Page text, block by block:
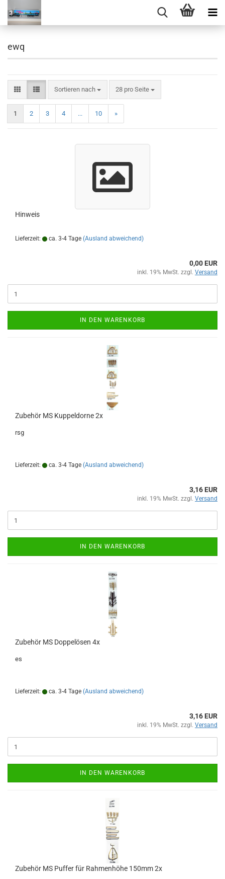
ewq
Sortieren nach
Sortieren nach 28 pro Seite
pro Seite
1 2 3 4 ... 10 »
Hinweis
Lieferzeit: ca. 3-4 Tage (Ausland abweichend)
0,00 EUR
inkl. 19% MwSt. zzgl. Versand
IN DEN WARENKORB
Zubehör MS Kuppeldorne 2x
rsg
Lieferzeit: ca. 3-4 Tage (Ausland abweichend)
3,16 EUR
inkl. 19% MwSt. zzgl. Versand
IN DEN WARENKORB
Zubehör MS Doppelösen 4x
es
Lieferzeit: ca. 3-4 Tage (Ausland abweichend)
3,16 EUR
inkl. 19% MwSt. zzgl. Versand
IN DEN WARENKORB
Zubehör MS Puffer für Rahmenhöhe 150mm 2x